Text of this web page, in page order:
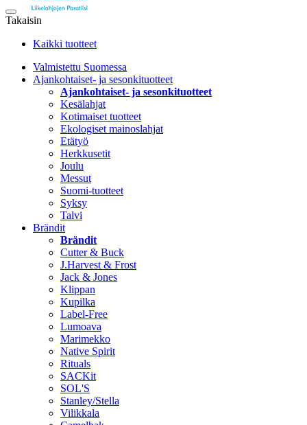
Takaisin
Kaikki tuotteet
Valmistettu Suomessa
Ajankohtaiset- ja sesonkituotteet
Ajankohtaiset- ja sesonkituotteet
Kesälahjat
Kotimaiset tuotteet
Ekologiset mainoslahjat
Etätyö
Herkkusetit
Joulu
Messut
Suomi-tuotteet
Syksy
Talvi
Brändit
Brändit
Cutter & Buck
J.Harvest & Frost
Jack & Jones
Klippan
Kupilka
Label-Free
Lumoava
Marimekko
Native Spirit
Rituals
SACKit
SOL'S
Stanley/Stella
Vilikkala